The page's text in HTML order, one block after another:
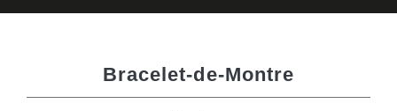
Bracelet-de-Montre